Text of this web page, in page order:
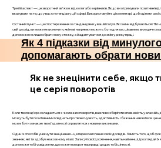
Третій аспект — це зворотний зв'язок від колег або керівників. Якщо ви отримували позитивні
вказувати на те, що у вас є потенціал у цій сфері. Використовуйте ці коментарі, щоб оцінити свої
Останній пункт — це спостереження за тенденціями у вашій галузі. Які зміни відбуваються?
свій досвід, ви можете визначити, які нові напрямки можуть бути для вас цікавими, виходячи з
допоможе не лише обрати нову стежку, а й адаптуватися до змін у ринку праці.
Як 4 підказки від
допомагають обрати
Як не знецінити себе, якщо
це серія поворотів
Коли твоя кар’єра складається з численних поворотів, важливо зберігати впевненість у власній
можуть бути позитивними і свідчать про твою гнучкість, адаптивність і бажання навчатися. Це
може бути ознакою твоєї здатності справлятися з новими викликами.
Один із способів уникнути знецінення – це переосмислення своїх досвідів. Замість того, щоб
знаннях, які ти здобув на кожному етапі. Записуй свої досягнення, навіть найменші, і розглядай
допоможе тобі усвідомити, що кожен поворот насправді додає тобі цінності.